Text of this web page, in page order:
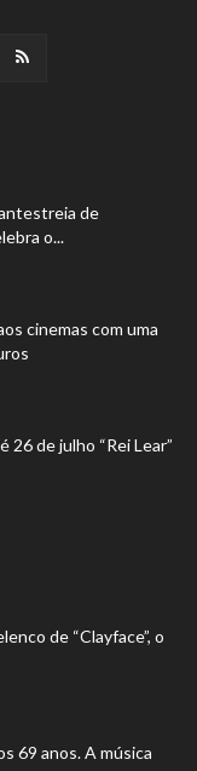
de
o...
cinemas com uma
26 de julho “Rei Lear”
de “Clayface”, o
69 anos. A música